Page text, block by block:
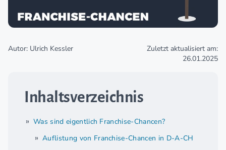
Autor: Ulrich Kessler
Zuletzt aktualisiert am:
26.01.2025
Inhaltsverzeichnis
Was sind eigentlich Franchise-Chancen?
Auflistung von Franchise-Chancen in D-A-CH